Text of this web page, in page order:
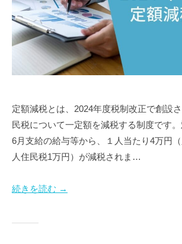
定額減税とは、2024年度税制改正で創設
民税について一定額を減税する制度です
6月支給の給与等から、１人当たり4万円
人住民税1万円）が減税されま…
続きを読む →